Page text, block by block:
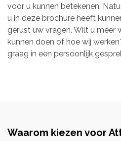
voor u kunnen betekenen.
u in deze brochure heeft
gerust uw vragen. Wilt u meer
kunnen doen of hoe wij
graag in een persoonlijk
Waarom kiezen voor